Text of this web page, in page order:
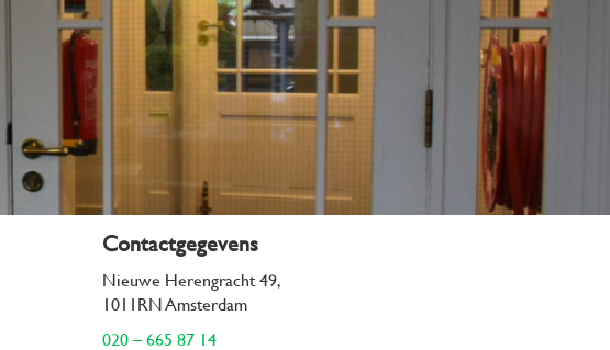
Contactgegevens
Nieuwe Herengracht 49,
1011RN Amsterdam
020 – 665 87 14